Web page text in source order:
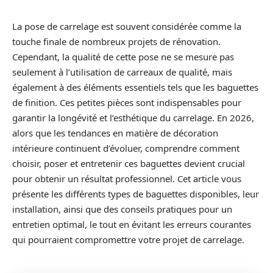
La pose de carrelage est souvent considérée comme la
touche finale de nombreux projets de rénovation.
Cependant, la qualité de cette pose ne se mesure pas
seulement à l’utilisation de carreaux de qualité, mais
également à des éléments essentiels tels que les baguettes
de finition. Ces petites pièces sont indispensables pour
garantir la longévité et l’esthétique du carrelage. En 2026,
alors que les tendances en matière de décoration
intérieure continuent d’évoluer, comprendre comment
choisir, poser et entretenir ces baguettes devient crucial
pour obtenir un résultat professionnel. Cet article vous
présente les différents types de baguettes disponibles, leur
installation, ainsi que des conseils pratiques pour un
entretien optimal, le tout en évitant les erreurs courantes
qui pourraient compromettre votre projet de carrelage.